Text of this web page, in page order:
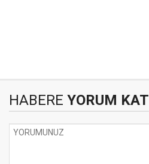
HABERE YORUM KAT